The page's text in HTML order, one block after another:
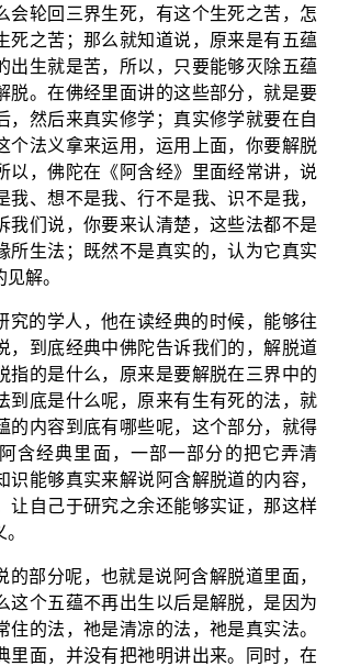
会轮回三界生死，有这个生死之苦，怎
死之苦；那么就知道说，原来是有五蕴
出生就是苦，所以，只要能够灭除五蕴
脱。在佛经里面讲的这些部分，就是要
，然后来真实修学；真实修学就要在自
个法义拿来运用，运用上面，你要解脱
以，佛陀在《阿含经》里面经常讲，说
我、想不是我、行不是我、识不是我，
我们说，你要来认清楚，这些法都不是
所生法；既然不是真实的，认为它真实
解。
究的学人，他在读经典的时候，能够往
，到底经典中佛陀告诉我们的，解脱道
指的是什么，原来是要解脱在三界中的
到底是什么呢，原来有生有死的法，就
的内容到底有哪些呢，这个部分，就得
含经典里面，一部一部分的把它弄清
识能够真实来解说阿含解脱道的内容，
让自己于研究之余还能够实证，那这样
的部分呢，也就是说阿含解脱道里面，
这个五蕴不再出生以后是解脱，是因为
住的法，祂是清凉的法，祂是真实法。
里面，并没有把祂明讲出来。同时，在